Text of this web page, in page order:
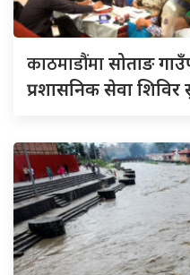
काठमाडौंमासोताङ
प्रशासनिक सेवा